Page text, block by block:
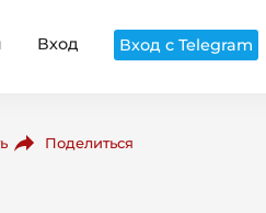
Вход Вход с Telegram
Поделиться